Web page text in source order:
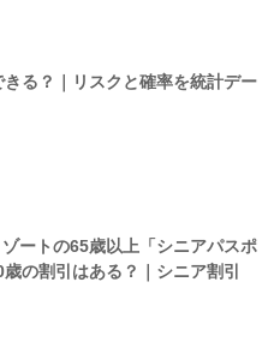
る？｜リスクと確率を統計デー
ートの65歳以上「シニアパスポ
の割引はある？｜シニア割引